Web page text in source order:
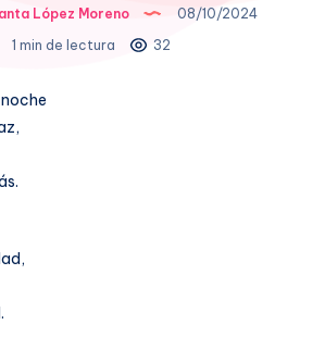
López Moreno
08/10/2024
1 min de lectura
32